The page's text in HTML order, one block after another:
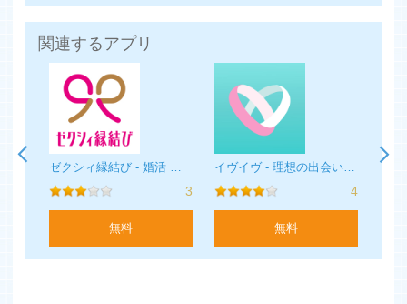
【こんな人にオススメ】
・安心安全に恋活アプリを使って出会いたい方
・恋愛を楽しみたい人
・はじめてマッチングアプリを始める方
・大好きな趣味があって、そこから出会いを探している方
・合コンや街コンよりお金を節約して出会いたい方
・週末や仕事おわりなどにデートに行きたい方
・恋人がほしい！と真剣に婚活がしたい方
・通勤時間や通学時間などスキマ時間で婚活がしたい方
■有料会員プランについて
関連するアプリ
3
無料
4
無料